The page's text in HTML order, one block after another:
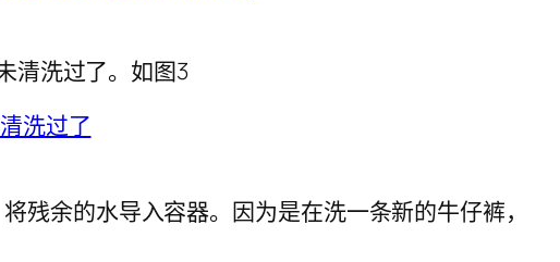
清洗过了。如图3
残余的水导入容器。因为是在洗一条新的牛仔裤，